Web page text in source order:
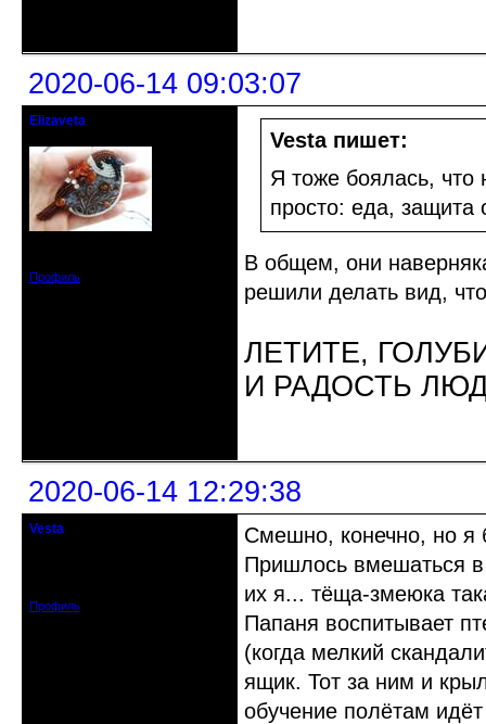
2020-06-14 09:03:07
Elizaveta
Профиль
Vesta пишет:
Я тоже боялась,
просто: еда, защита
В общем, они
решили делать вид,
ЛЕТИТЕ,
И РАДОСТЬ
2020-06-14 12:29:38
Vesta
Профиль
Смешно, конечно, но я
Пришлось вмешаться
их я... тёща-змеюка
Папаня воспитывает
(когда мелкий
ящик. Тот за ним и
обучение полётам идёт